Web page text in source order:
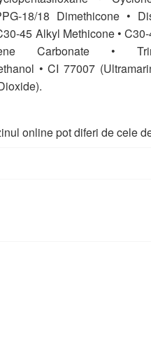
18/18 Dimethicone •
45 Alkyl Methicone •
Carbonate •
• CI 77007
online pot diferi de cele